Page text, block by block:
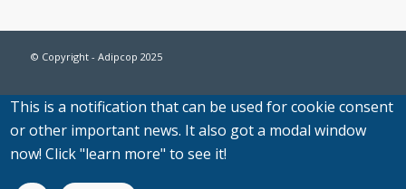
© Copyright - Adipcop 2025
This is a notification that can be used for cookie consent
or other important news. It also got a modal window
now! Click "learn more" to see it!